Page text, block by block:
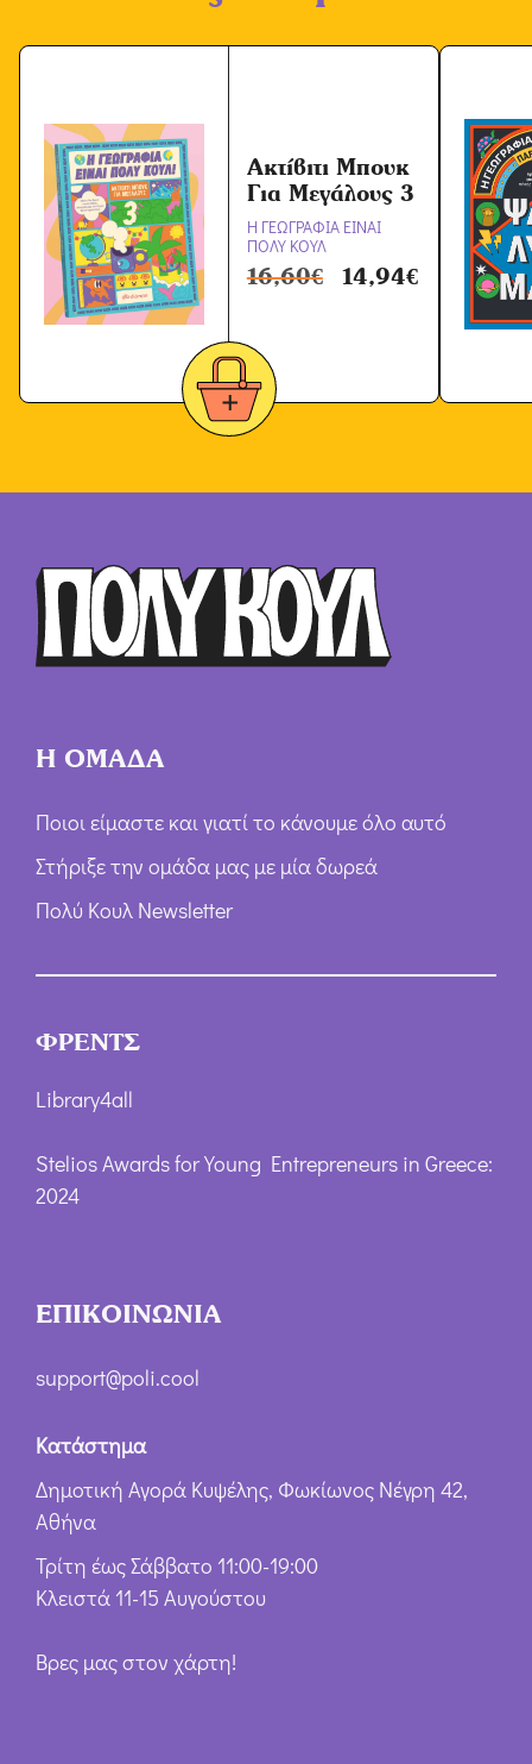
Ακτίβιτι Μπουκ
Για Μεγάλους 3
Η ΓΕΩΓΡΑΦΙΑ ΕΙΝΑΙ
ΠΟΛΥ ΚΟΥΛ
16,60€ 14,94€
Η ΟΜΑΔΑ
Ποιοι είμαστε και γιατί το κάνουμε όλο αυτό
Στήριξε την ομάδα μας με μία δωρεά
Πολύ Κουλ Newsletter
ΦΡΕΝΤΣ
Library4all
Stelios Awards for Young Entrepreneurs in Greece:
2024
ΕΠΙΚΟΙΝΩΝΙΑ
support@poli.cool
Κατάστημα
Δημοτική Αγορά Κυψέλης, Φωκίωνος Νέγρη 42,
Αθήνα
Τρίτη έως Σάββατο 11:00-19:00
Κλειστά 11-15 Αυγούστου
Βρες μας στον χάρτη!